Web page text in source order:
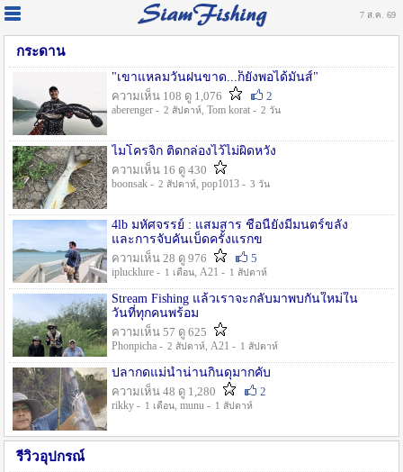
7 ส.ค. 69
กระดาน
"เขาแหลมวันฝนขาด...ก็ยังพอได้มันส์"
ความเห็น 108 ดู 1,076
2
aberenger - 2 สัปดาห์, Tom korat - 2 วัน
ไมโครจิ้ก ติดกล่องไว้ไม่ผิดหวัง
ความเห็น 16 ดู 430
boonsak - 2 สัปดาห์, pop1013 - 3 วัน
4lb มหัศจรรย์ : แสมสาร ชื่อนี้ยังมีมนตร์ขลัง
และการจับคันเบ็ดครั้งแรกข
ความเห็น 28 ดู 976
5
iplucklure - 1 เดือน, A21 - 1 สัปดาห์
Stream Fishing แล้วเราจะกลับมาพบกันใหม่ใน
วันที่ทุกคนพร้อม
ความเห็น 57 ดู 625
Phonpicha - 2 สัปดาห์, A21 - 1 สัปดาห์
ปลากดแม่น้ำน่านกินดุมากคับ
ความเห็น 48 ดู 1,280
2
rikky - 1 เดือน, munu - 1 สัปดาห์
รีวิวอุปกรณ์